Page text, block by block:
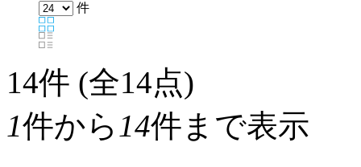
件
14件 (全14点)
1件から 14件まで表示